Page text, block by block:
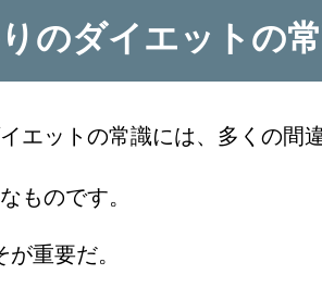
のダイエットの
エットの常識には、多くの間
ものです。
重要だ。